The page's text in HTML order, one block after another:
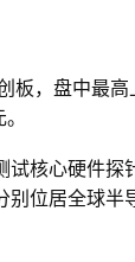
板，盘中最
核心硬件
位居全球